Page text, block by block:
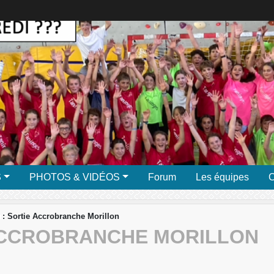
PHOTOS & VIDÉOS Forum Les équipes
: Sortie Accrobranche Morillon
MORILLON